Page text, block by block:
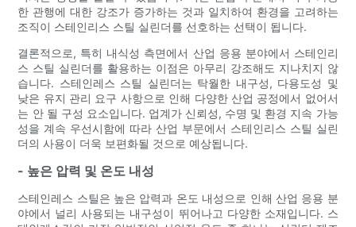
한 관행에 대한 강조가 증가하는 것과 일치하여 환경을 고려하는
조직이 스테인리스 스틸 실린더를 선호하는 선택이 됩니다.
결론적으로, 특히 내식성 측면에서 산업 응용 분야에서 스테인리
스 스틸 실린더를 활용하는 이점은 아무리 강조해도 지나치지 않
습니다. 스테인레스 스틸 실린더는 탁월한 내구성, 다용도성 및
낮은 유지 관리 요구 사항으로 인해 다양한 산업 공정에서 없어서
는 안 될 구성 요소입니다. 업계가 신뢰성, 수명 및 환경 지속 가능
성을 계속 우선시함에 따라 산업 부문에서 스테인리스 스틸 실린
더의 사용이 더욱 보편화될 것으로 예상됩니다.
- 높은 압력 및 온도 내성
스테인레스 스틸은 높은 압력과 온도 내성으로 인해 산업 응용 분
야에서 널리 사용되는 내구성이 뛰어나고 다양한 소재입니다. 스